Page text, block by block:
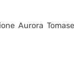
Aurora